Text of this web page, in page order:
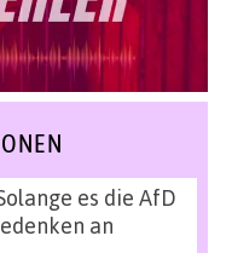
es die AfD
an